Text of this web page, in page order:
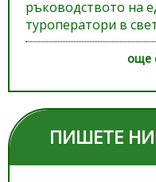
ръководството на
туроператори в
още
ПИШЕТЕ НИ